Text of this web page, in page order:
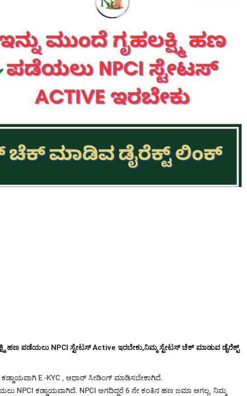
ಹಣ ಪಡೆಯಲು NPCI ಸ್ಟೇಟಸ್ Active ಇರಬೇಕು,ನಿಮ್ಮ ಸ್ಟೇಟಸ್ ಚೆಕ್ ಮಾಡುವ ಡೈರೆಕ್ಟ್
ಕಡ್ಡಾಯವಾಗಿ E -KYC , ಆಧಾ‌ರ್ ಸೀಡಿಂಗ್ ಮಾಡಿಸಬೇಕಾಗಿದೆ.
NPCI ಕಡ್ಡಾಯವಾಗಿದೆ. NPCI ಆಗದಿದ್ದರೆ 6 ನೇ ಕಂತಿನ ಹಣ ಜಮಾ ಆಗಲ್ಲ. ನಿಮ್ಮ